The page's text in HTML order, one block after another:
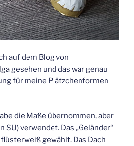
auf dem Blog von
gesehen und das war genau
für meine Plätzchenformen
die Maße übernommen, aber
SU) verwendet. Das „Geländer“
gewählt. Das Dach